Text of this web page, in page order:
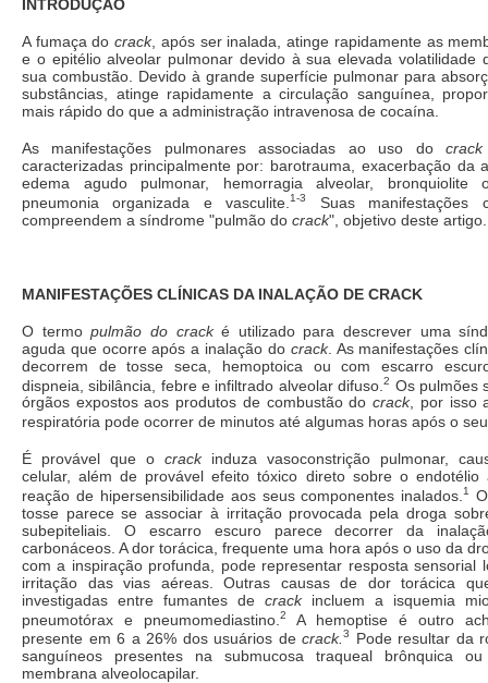
INTRODUÇÃO
A fumaça docrack, após ser inalada, atinge rapidamente as
e o epitélio alveolar pulmonar devido à sua elevada volatilidade
sua combustão. Devido à grande superfície pulmonar para
substâncias, atinge rapidamente a circulação sanguínea,
mais rápido do que a administração intravenosa de cocaína.
As manifestações pulmonares associadas ao uso docrack
caracterizadas principalmente por: barotrauma, exacerbação da
edema agudo pulmonar, hemorragia alveolar, bronquiolite
pneumonia organizada e vasculite.1-3
Suas manifestações
compreendem a síndrome "pulmão do crack", objetivo deste artigo.
MANIFESTAÇÕES CLÍNICAS DA INALAÇÃO DE CRACK
O termopulmão do cracké utilizado para descrever uma
aguda que ocorre após a inalação do crack. As manifestações
decorrem de tosse seca, hemoptoica ou com escarro
dispneia, sibilância, febre e infiltrado alveolar difuso.2 Os pulmões
órgãos expostos aos produtos de combustão docrack, por isso
respiratória pode ocorrer de minutos até algumas horas após o
É provável que o crackinduza vasoconstrição pulmonar,
celular, além de provável efeito tóxico direto sobre o endotélio
reação de hipersensibilidade aos seus componentes inalados.1
tosse parece se associar à irritação provocada pela droga
subepiteliais. O escarro escuro parece decorrer da
carbonáceos. A dor torácica, frequente uma hora após o uso da
com a inspiração profunda, pode representar resposta sensorial
irritação das vias aéreas. Outras causas de dor torácica
investigadas entre fumantes de crackincluem a isquemia
pneumotórax e pneumomediastino. 2
A hemoptise é outro
presente em 6 a 26% dos usuários de crack. 3
Pode resultar da
sanguíneos presentes na submucosa traqueal brônquica
membrana alveolocapilar.